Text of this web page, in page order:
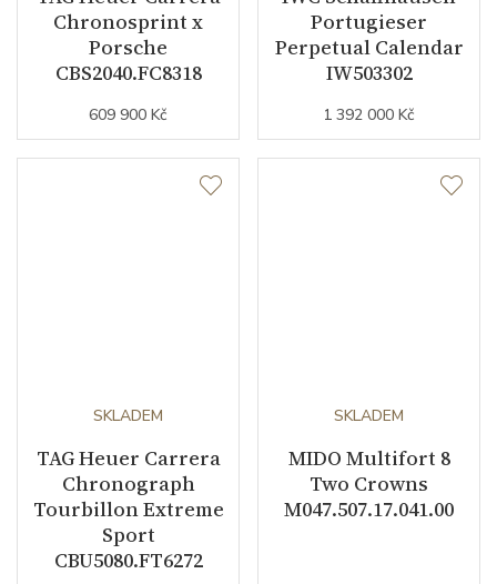
Chronosprint x
Porsche
CBS2040.FC8318
609 900 Kč
Portugieser
Perpetual Calendar
IW503302
1 392 000 Kč
SKLADEM
TAG Heuer Carrera
Chronograph
Tourbillon Extreme
Sport
CBU5080.FT6272
SKLADEM
MIDO Multifort 8
Two Crowns
M047.507.17.041.00